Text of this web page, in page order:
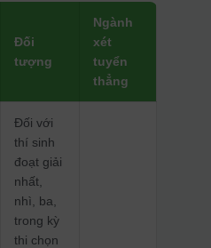
Đối
tượng
Ngành
xét
tuyển
thẳng
Đối với
thí sinh
đoạt giải
nhất,
nhì, ba,
trong kỳ
thi chọn